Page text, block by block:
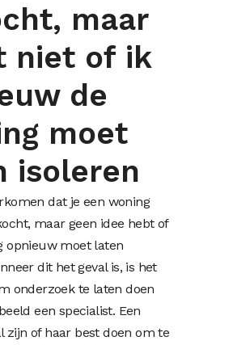
maar
niet of ik
de
moet
isoleren
dat je een woning
maar geen idee hebt of
opnieuw moet laten
dit het geval is, is het
onderzoek te laten doen
een specialist. Een
zijn of haar best doen om te